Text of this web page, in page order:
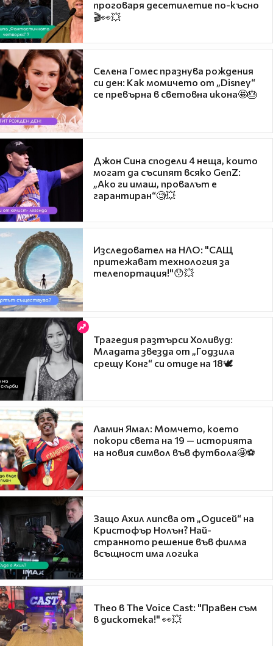
проговаря десетилетие по-късно
🎬👀💥
Селена Гомес празнува рождения
си ден: Как момичето от „Disney“
се превърна в световна икона🤩🎂
Джон Сина сподели 4 неща, които
могат да съсипят всяко GenZ:
„Ако ги имаш, провалът е
гарантиран“🧐💥
Изследовател на НЛО: "САЩ
притежават технология за
телепортация!"😯💥
Трагедия разтърси Холивуд:
Младата звезда от „Годзила
срещу Конг“ си отиде на 18🕊️
Ламин Ямал: Момчето, което
покори света на 19 — историята
на новия символ във футбола🤩⚽
Защо Ахил липсва от „Одисей“ на
Кристофър Нолън? Най-
странното решение във филма
всъщност има логика
Theo в The Voice Cast: "Правен съм
в дискотека!" 👀💥